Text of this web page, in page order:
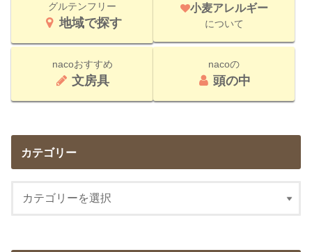
グルテンフリー
地域で探す
小麦アレルギー
について
nacoおすすめ
文房具
nacoの
頭の中
カテゴリー